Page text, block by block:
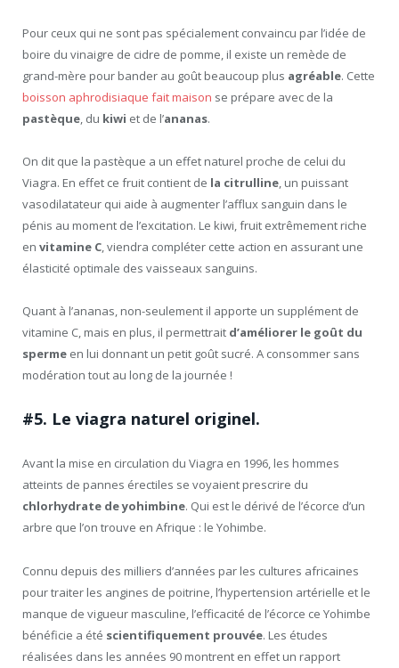
Pour ceux qui ne sont pas spécialement convaincu par l’idée de
boire du vinaigre de cidre de pomme, il existe un remède de
grand-mère pour bander au goût beaucoup plus agréable. Cette
boisson aphrodisiaque fait maison se prépare avec de la
pastèque, du kiwi et de l’ananas.
On dit que la pastèque a un effet naturel proche de celui du
Viagra. En effet ce fruit contient de la citrulline, un puissant
vasodilatateur qui aide à augmenter l’afflux sanguin dans le
pénis au moment de l’excitation. Le kiwi, fruit extrêmement riche
en vitamine C, viendra compléter cette action en assurant une
élasticité optimale des vaisseaux sanguins.
Quant à l’ananas, non-seulement il apporte un supplément de
vitamine C, mais en plus, il permettrait d’améliorer le goût du
sperme en lui donnant un petit goût sucré. A consommer sans
modération tout au long de la journée !
#5. Le viagra naturel originel.
Avant la mise en circulation du Viagra en 1996, les hommes
atteints de pannes érectiles se voyaient prescrire du
chlorhydrate de yohimbine. Qui est le dérivé de l’écorce d’un
arbre que l’on trouve en Afrique : le Yohimbe.
Connu depuis des milliers d’années par les cultures africaines
pour traiter les angines de poitrine, l’hypertension artérielle et le
manque de vigueur masculine, l’efficacité de l’écorce ce Yohimbe
bénéficie a été scientifiquement prouvée. Les études
réalisées dans les années 90 montrent en effet un rapport